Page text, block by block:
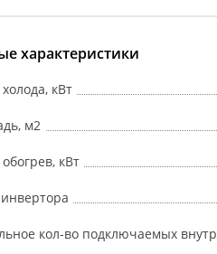
характеристики
кВт
м2
кВт
кол-во подключаемых